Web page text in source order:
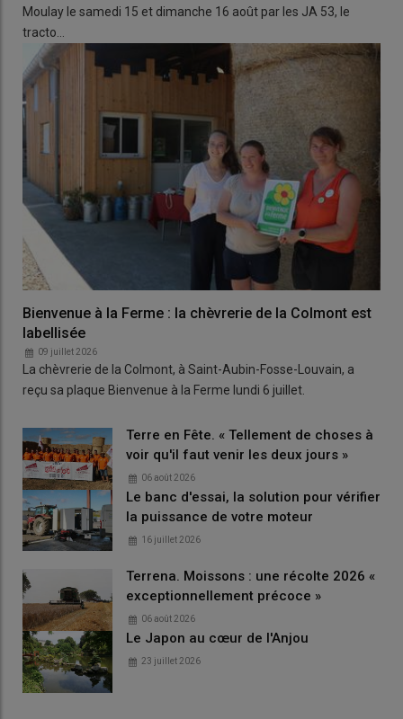
Moulay le samedi 15 et dimanche 16 août par les JA 53, le
tracto…
Bienvenue à la Ferme : la chèvrerie de la Colmont est
labellisée
09 juillet 2026
La chèvrerie de la Colmont, à Saint-Aubin-Fosse-Louvain, a
reçu sa plaque Bienvenue à la Ferme lundi 6 juillet.
Terre en Fête. « Tellement de choses à
voir qu'il faut venir les deux jours »
06 août 2026
Le banc d'essai, la solution pour vérifier
la puissance de votre moteur
16 juillet 2026
Terrena. Moissons : une récolte 2026 «
exceptionnellement précoce »
06 août 2026
Le Japon au cœur de l'Anjou
23 juillet 2026